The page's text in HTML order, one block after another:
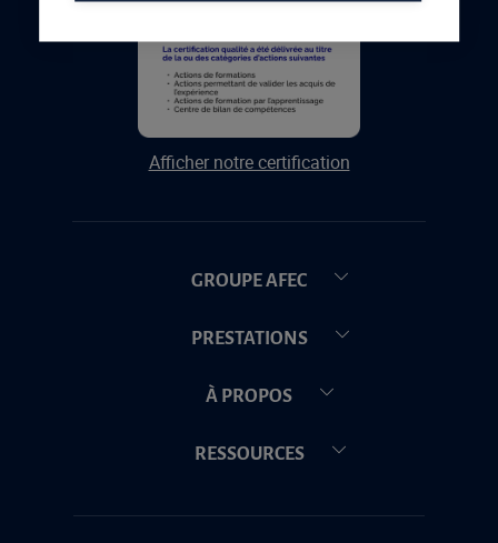
Afficher notre certification
GROUPE AFEC
PRESTATIONS
À PROPOS
RESSOURCES